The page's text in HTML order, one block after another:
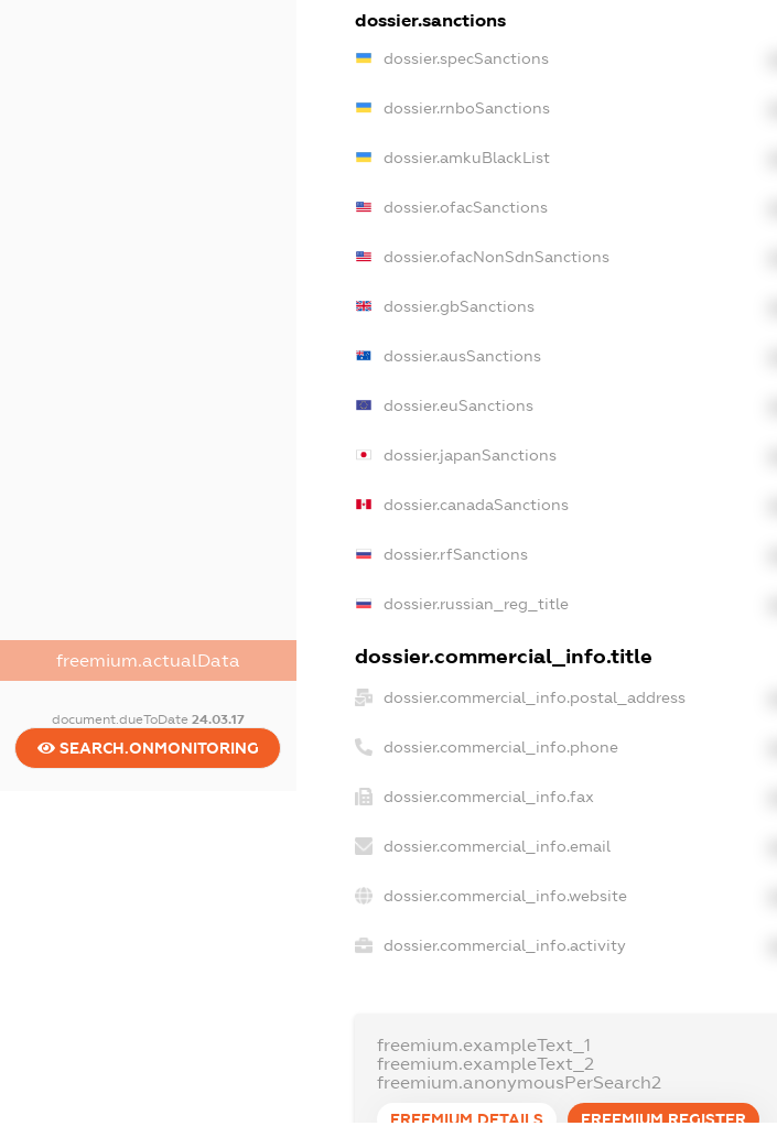
freemium.actualData
document.dueToDate 24.03.17
SEARCH.ONMONITORING
dossier.sanctions
dossier.specSanctions
dossier.rnboSanctions
dossier.amkuBlackList
dossier.ofacSanctions
dossier.ofacNonSdnSanctions
dossier.gbSanctions
dossier.ausSanctions
dossier.euSanctions
dossier.japanSanctions
dossier.canadaSanctions
dossier.rfSanctions
dossier.russian_reg_title
dossier.commercial_info.title
dossier.commercial_info.postal_address
dossier.commercial_info.phone
dossier.commercial_info.fax
dossier.commercial_info.email
dossier.commercial_info.website
dossier.commercial_info.activity
freemium.exampleText_1
freemium.exampleText_2
freemium.anonymousPerSearch2
FREEMIUM.DETAILS FREEMIUM.REGISTER